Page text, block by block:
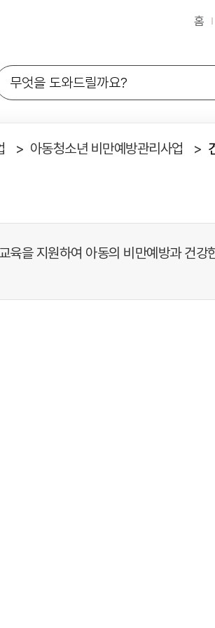
홈
아동청소년 비만예방관리사업
육을 지원하여 아동의 비만예방과 건강